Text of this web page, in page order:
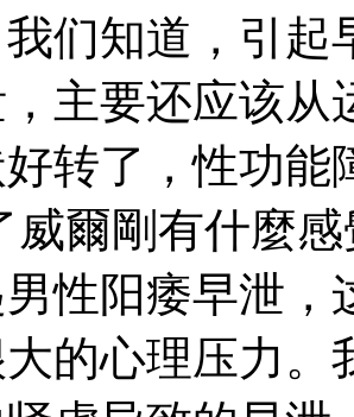
们知道，引起
主要还应该从
转了，性功
威爾剛有什麼
性阳痿早泄，
的心理压力。